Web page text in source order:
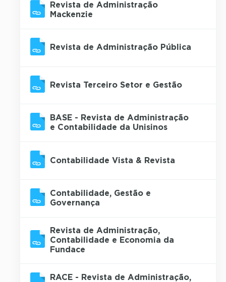
Revista de Administração
Mackenzie
Revista de Administração Pública
Revista Terceiro Setor e Gestão
BASE - Revista de Administração
e Contabilidade da Unisinos
Contabilidade Vista & Revista
Contabilidade, Gestão e
Governança
Revista de Administração,
Contabilidade e Economia da
Fundace
RACE - Revista de Administração,